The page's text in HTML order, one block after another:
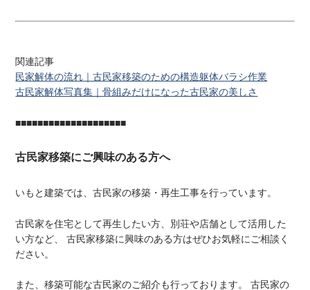
関連記事
民家解体の流れ｜古民家移築のための構造躯体バラシ作業
古民家解体写真集｜骨組みだけになった古民家の美しさ
■■■■■■■■■■■■■■■■■■■■
古民家移築にご興味のある方へ
いもと建築では、古民家の移築・再生工事を行っています。
古民家を住宅として再生したい方、別荘や店舗として活用した
い方など、 古民家移築に興味のある方はぜひお気軽にご相談く
ださい。
また、移築可能な古民家のご紹介も行っております。 古民家の